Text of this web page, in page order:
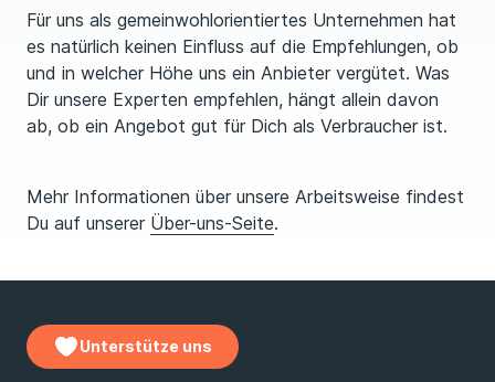
Für uns als gemeinwohlorientiertes Unternehmen hat
es natürlich keinen Einfluss auf die Empfehlungen, ob
und in welcher Höhe uns ein Anbieter vergütet. Was
Dir unsere Experten empfehlen, hängt allein davon
ab, ob ein Angebot gut für Dich als Verbraucher ist.
Mehr Informationen über unsere Arbeitsweise findest
Du auf unserer Über-uns-Seite.
Unterstütze uns